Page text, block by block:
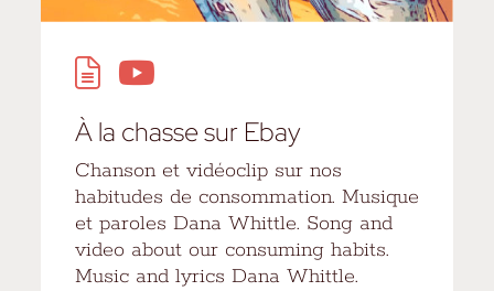
À la chasse sur Ebay
Chanson et vidéoclip sur nos
habitudes de consommation. Musique
et paroles Dana Whittle. Song and
video about our consuming habits.
Music and lyrics Dana Whittle.